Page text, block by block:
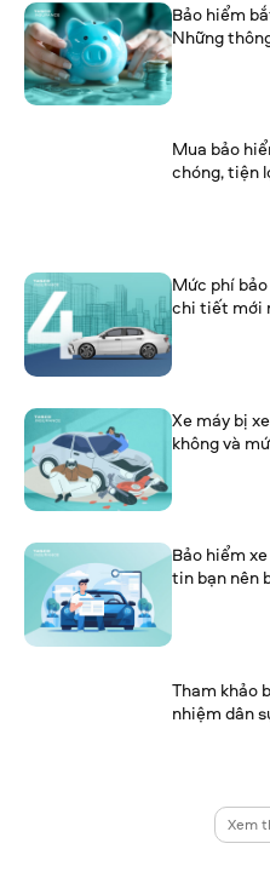
Bảo hiểm
Những
Mua bảo
chóng, tiện
Mức phí
chi tiết mới
Xe máy bị
không và
Bảo hiểm
tin bạn nên
Tham khảo
nhiệm dân
Xem